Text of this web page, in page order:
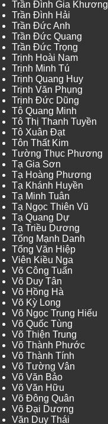
Trần Đình Gia Khương
Trần Đình Hải
Trần Đức Anh
Trần Đức Quang
Trần Đức Trọng
Trịnh Hoài Nam
Trịnh Minh Tú
Trịnh Quang Huy
Trịnh Văn Phụng
Trịnh Đức Dũng
Tô Quang Minh
Tô Thị Thanh Tuyền
Tô Xuân Đạt
Tôn Thất Kim
Tường Thục Phương
Tạ Gia Sơn
Tạ Hoàng Phương
Tạ Khánh Huyền
Tạ Minh Tuân
Tạ Ngọc Thiên Vũ
Tạ Quang Dự
Tạ Triều Dương
Tống Mạnh Danh
Tống Văn Hiệp
Viên Kiều Nga
Võ Công Tuấn
Võ Duy Tân
Võ Hồng Hà
Võ Kỳ Long
Võ Ngọc Trung Hiếu
Võ Quốc Tùng
Võ Thiện Trung
Võ Thành Phước
Võ Thành Tính
Võ Tường Vân
Võ Văn Bảo
Võ Văn Hữu
Võ Đông Quân
Võ Đại Dương
Văn Duy Thái